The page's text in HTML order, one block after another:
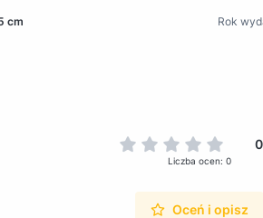
cm Rok
Liczba ocen: 0
Oceń i opisz